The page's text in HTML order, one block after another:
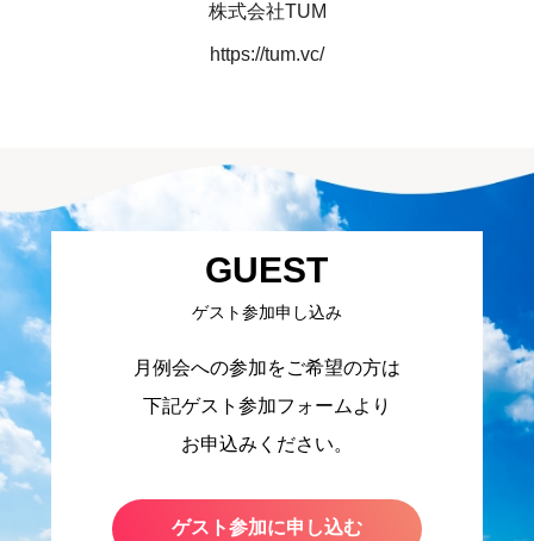
株式会社TUM
https://tum.vc/
GUEST
ゲスト参加申し込み
月例会への参加をご希望の方は
下記ゲスト参加フォームより
お申込みください。
ゲスト参加に申し込む